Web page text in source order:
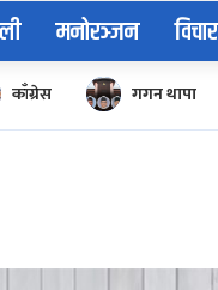
मनोरञ्जन विचार
काँग्रेस गगन थापा